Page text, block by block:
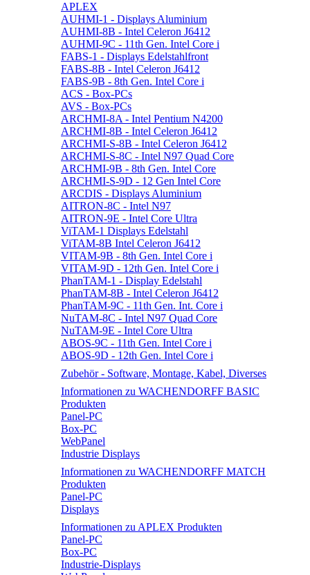
APLEX
AUHMI-1 - Displays Aluminium
AUHMI-8B - Intel Celeron J6412
AUHMI-9C - 11th Gen. Intel Core i
FABS-1 - Displays Edelstahlfront
FABS-8B - Intel Celeron J6412
FABS-9B - 8th Gen. Intel Core i
ACS - Box-PCs
AVS - Box-PCs
ARCHMI-8A - Intel Pentium N4200
ARCHMI-8B - Intel Celeron J6412
ARCHMI-S-8B - Intel Celeron J6412
ARCHMI-S-8C - Intel N97 Quad Core
ARCHMI-9B - 8th Gen. Intel Core
ARCHMI-S-9D - 12 Gen Intel Core
ARCDIS - Displays Aluminium
AITRON-8C - Intel N97
AITRON-9E - Intel Core Ultra
ViTAM-1 Displays Edelstahl
ViTAM-8B Intel Celeron J6412
VITAM-9B - 8th Gen. Intel Core i
VITAM-9D - 12th Gen. Intel Core i
PhanTAM-1 - Display Edelstahl
PhanTAM-8B - Intel Celeron J6412
PhanTAM-9C - 11th Gen. Int. Core i
NuTAM-8C - Intel N97 Quad Core
NuTAM-9E - Intel Core Ultra
ABOS-9C - 11th Gen. Intel Core i
ABOS-9D - 12th Gen. Intel Core i
Zubehör - Software, Montage, Kabel, Diverses
Informationen zu WACHENDORFF BASIC
Produkten
Panel-PC
Box-PC
WebPanel
Industrie Displays
Informationen zu WACHENDORFF MATCH
Produkten
Panel-PC
Displays
Informationen zu APLEX Produkten
Panel-PC
Box-PC
Industrie-Displays